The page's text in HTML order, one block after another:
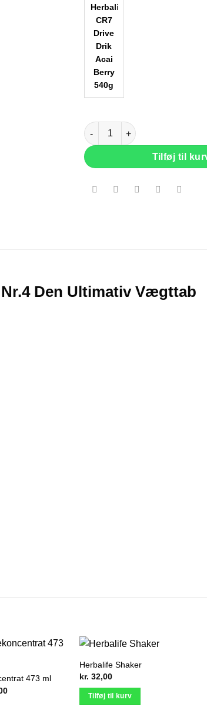
Herbalife24®
CR7
Drive
Drik
Acai
Berry
540g
Pakke Nr.4 Den Ultimativ
Tilføj til
Nr.4 Den Ultimativ Vægttab
473 ml
Prisinterval:
Herbalife Shaker
kr. 32,00
Tilføj til kurv